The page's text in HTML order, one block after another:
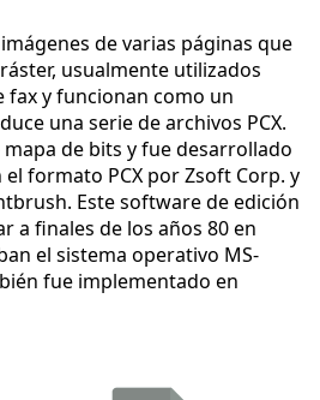
de varias páginas que
usualmente utilizados
fax y funcionan como un
una serie de archivos PCX.
de bits y fue desarrollado
formato PCX por Zsoft Corp. y
Este software de edición
a finales de los años 80 en
el sistema operativo MS-
fue implementado en